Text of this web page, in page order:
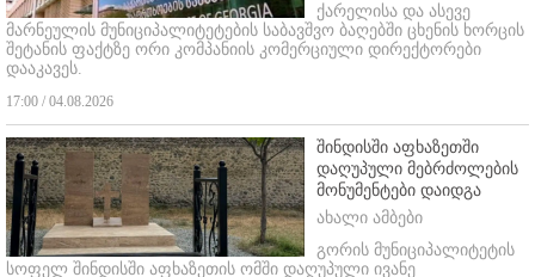
ქარელისა და ასევე
მარნეულის მუნიციპალიტეტების საბავშვო ბაღებში ცხენის ხორცის
შეტანის ფაქტზე ორი კომპანიის კომერციული დირექტორები
დააკავეს.
17:00 / 04.08.2026
შინდისში აფხაზეთში
დაღუპული მებრძოლების
მონუმენტები დაიდგა
ახალი ამბები
გორის მუნიციპალიტეტის
სოფელ შინდისში აფხაზეთის ომში დაღუპული ივანე